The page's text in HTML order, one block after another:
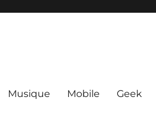
Musique Mobile Geek